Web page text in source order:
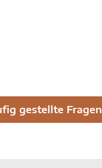
gestellte Fragen